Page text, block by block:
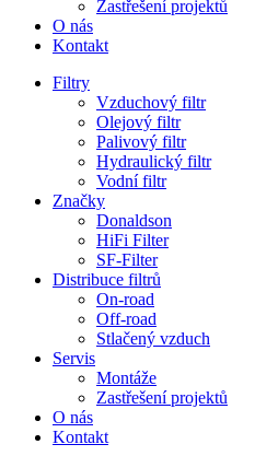
Zastřešení projektů
O nás
Kontakt
Filtry
Vzduchový filtr
Olejový filtr
Palivový filtr
Hydraulický filtr
Vodní filtr
Značky
Donaldson
HiFi Filter
SF-Filter
Distribuce filtrů
On-road
Off-road
Stlačený vzduch
Servis
Montáže
Zastřešení projektů
O nás
Kontakt